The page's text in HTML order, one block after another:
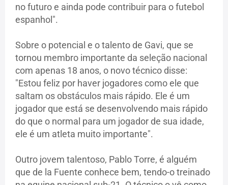
no futuro e ainda pode contribuir para o futebol
espanhol".
Sobre o potencial e o talento de Gavi, que se
tornou membro importante da seleção nacional
com apenas 18 anos, o novo técnico disse:
"Estou feliz por haver jogadores como ele que
saltam os obstáculos mais rápido. Ele é um
jogador que está se desenvolvendo mais rápido
do que o normal para um jogador de sua idade,
ele é um atleta muito importante".
Outro jovem talentoso, Pablo Torre, é alguém
que de la Fuente conhece bem, tendo-o treinado